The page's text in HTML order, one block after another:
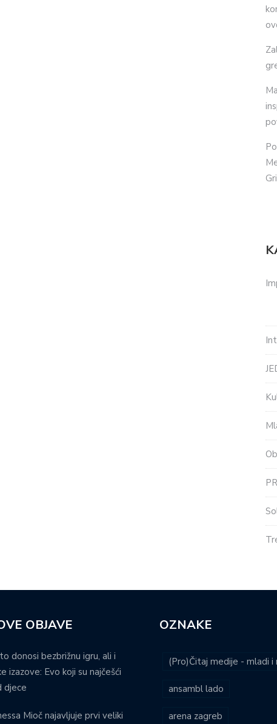
OBJAVE
donosi bezbrižnu igru, ali i
izazove: Evo koji su najčešći
djece
Mioč najavljuje prvi veliki
OZNAKE
(Pro)Čitaj medije - mladi i
ansambl lado
arena zagreb